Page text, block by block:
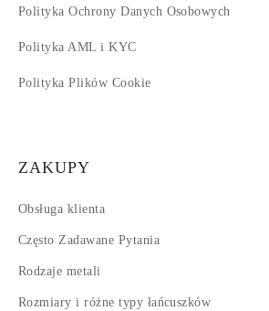
Polityka Ochrony Danych Osobowych
Polityka AML i KYC
Polityka Plików Cookie
ZAKUPY
Obsługa klienta
Często Zadawane Pytania
Rodzaje metali
Rozmiary i różne typy łańcuszków